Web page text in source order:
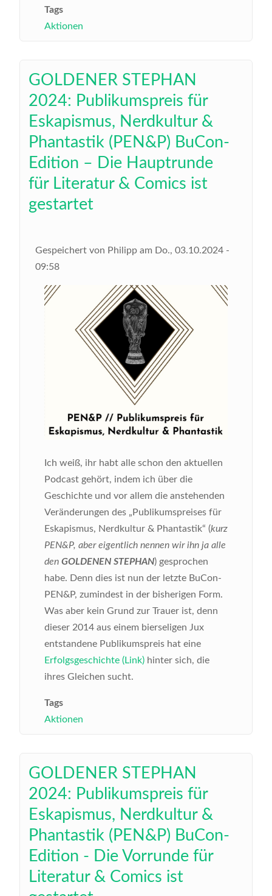
Tags
Aktionen
GOLDENER STEPHAN
2024: Publikumspreis für
Eskapismus, Nerdkultur &
Phantastik (PEN&P) BuCon-
Edition – Die Hauptrunde
für Literatur & Comics ist
gestartet
Gespeichert von Philipp am Do., 03.10.2024 -
09:58
Ich weiß, ihr habt alle schon den aktuellen
Podcast gehört, indem ich über die
Geschichte und vor allem die anstehenden
Veränderungen des „Publikumspreises für
Eskapismus, Nerdkultur & Phantastik“ (kurz
PEN&P, aber eigentlich nennen wir ihn ja alle
den GOLDENEN STEPHAN) gesprochen
habe. Denn dies ist nun der letzte BuCon-
PEN&P, zumindest in der bisherigen Form.
Was aber kein Grund zur Trauer ist, denn
dieser 2014 aus einem bierseligen Jux
entstandene Publikumspreis hat eine
Erfolgsgeschichte (Link) hinter sich, die
ihres Gleichen sucht.
Tags
Aktionen
GOLDENER STEPHAN
2024: Publikumspreis für
Eskapismus, Nerdkultur &
Phantastik (PEN&P) BuCon-
Edition - Die Vorrunde für
Literatur & Comics ist